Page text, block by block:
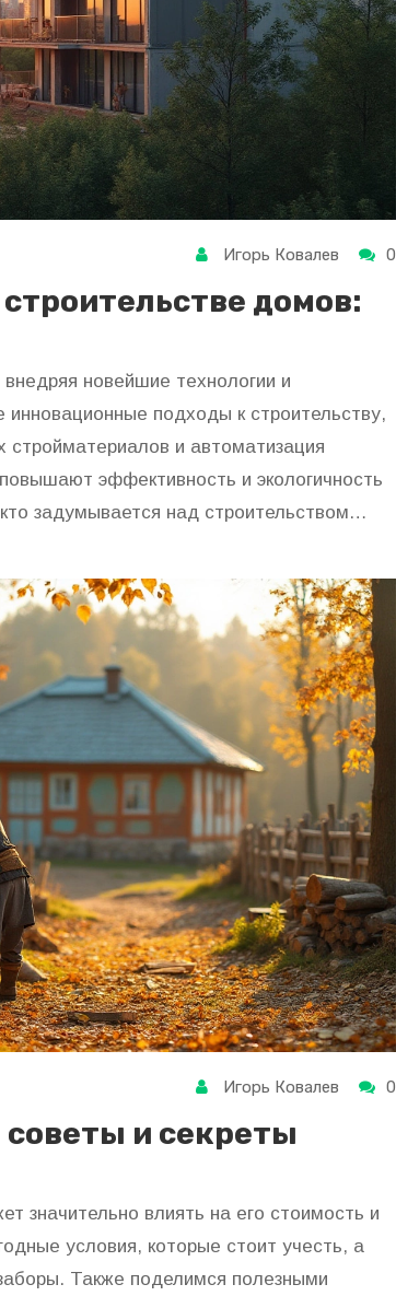
Игорь Ковалев 0
домов:
новейшие технологии и
подходы к строительству,
и автоматизация
эффективность и экологичность
задумывается над строительством
Игорь Ковалев 0
советы и секреты
значительно влиять на его стоимость и
условия, которые стоит учесть, а
Также поделимся полезными